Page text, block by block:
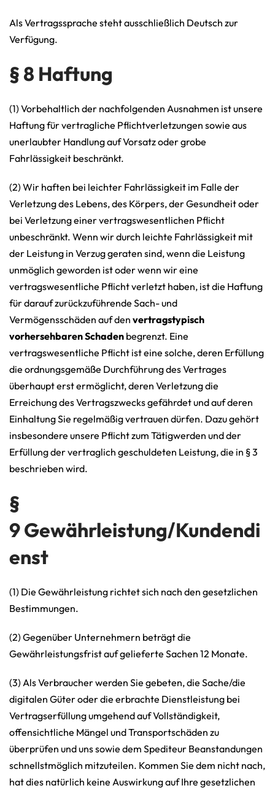
Als Vertragssprache steht ausschließlich Deutsch zur
Verfügung.
§ 8 Haftung
(1) Vorbehaltlich der nachfolgenden Ausnahmen ist unsere
Haftung für vertragliche Pflichtverletzungen sowie aus
unerlaubter Handlung auf Vorsatz oder grobe
Fahrlässigkeit beschränkt.
(2) Wir haften bei leichter Fahrlässigkeit im Falle der
Verletzung des Lebens, des Körpers, der Gesundheit oder
bei Verletzung einer vertragswesentlichen Pflicht
unbeschränkt. Wenn wir durch leichte Fahrlässigkeit mit
der Leistung in Verzug geraten sind, wenn die Leistung
unmöglich geworden ist oder wenn wir eine
vertragswesentliche Pflicht verletzt haben, ist die Haftung
für darauf zurückzuführende Sach- und
Vermögensschäden auf den vertragstypisch
vorhersehbaren Schaden begrenzt. Eine
vertragswesentliche Pflicht ist eine solche, deren Erfüllung
die ordnungsgemäße Durchführung des Vertrages
überhaupt erst ermöglicht, deren Verletzung die
Erreichung des Vertragszwecks gefährdet und auf deren
Einhaltung Sie regelmäßig vertrauen dürfen. Dazu gehört
insbesondere unsere Pflicht zum Tätigwerden und der
Erfüllung der vertraglich geschuldeten Leistung, die in § 3
beschrieben wird.
§
9 Gewährleistung/Kundendi
enst
(1) Die Gewährleistung richtet sich nach den gesetzlichen
Bestimmungen.
(2) Gegenüber Unternehmern beträgt die
Gewährleistungsfrist auf gelieferte Sachen 12 Monate.
(3) Als Verbraucher werden Sie gebeten, die Sache/die
digitalen Güter oder die erbrachte Dienstleistung bei
Vertragserfüllung umgehend auf Vollständigkeit,
offensichtliche Mängel und Transportschäden zu
überprüfen und uns sowie dem Spediteur Beanstandungen
schnellstmöglich mitzuteilen. Kommen Sie dem nicht nach,
hat dies natürlich keine Auswirkung auf Ihre gesetzlichen